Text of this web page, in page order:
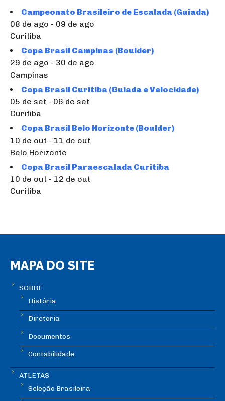
Campeonato Brasileiro de Escalada (Guiada)
08 de ago - 09 de ago
Curitiba
Copa Brasil Campinas (Boulder)
29 de ago - 30 de ago
Campinas
Copa Brasil Curitiba (Guiada e Velocidade)
05 de set - 06 de set
Curitiba
Copa Brasil Belo Horizonte (Boulder)
10 de out - 11 de out
Belo Horizonte
Copa Brasil Paraescalada Curitiba
10 de out - 12 de out
Curitiba
MAPA DO SITE
SOBRE
História
Diretoria
Documentos
Contabilidade
ATLETAS
Seleção Brasileira